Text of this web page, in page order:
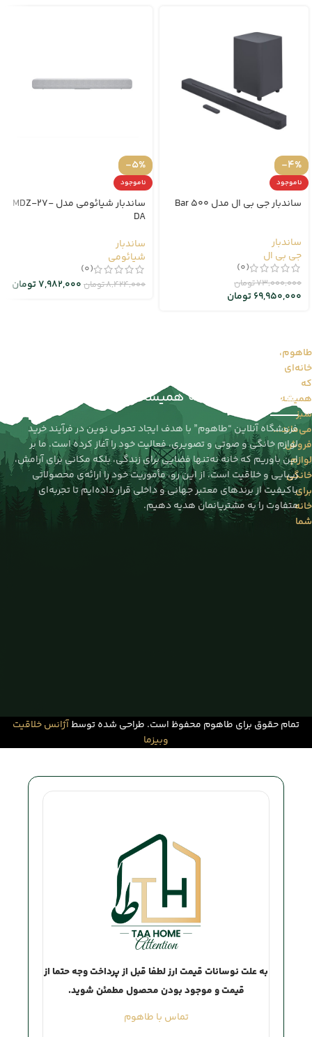
-4%
ناموجود
ساندبار جی بی ال مدل Bar 500
ساندبار
جی بی ال
(0)
73,000,000تومان
69,950,000تومان
-5%
ناموجود
ساندبار شیائومی مدل MDZ-27-
DA
ساندبار
شیائومی
(0)
8,424,000تومان 7,982,000تومان
طاهوم،
خانه‌ای
که
همیشه
سبز
می‌ماند...
فروش
لوازم
خانگی
برای
خانه
شما
طاهوم را بیشتر بشناسید...
طاهوم | خانه‌ای که همیشه سبز می‌ماند
فروشگاه آنلاین “طاهوم” با هدف ایجاد تحولی نوین در فرآیند خرید
لوازم خانگی و صوتی و تصویری، فعالیت خود را آغاز کرده است. ما بر
این باوریم که خانه نه‌تنها فضایی برای زندگی، بلکه مکانی برای آرامش،
زیبایی و خلاقیت است. از این رو، مأموریت خود را ارائه‌ی محصولاتی
باکیفیت از برندهای معتبر جهانی و داخلی قرار داده‌ایم تا تجربه‌ای
متفاوت را به مشتریانمان هدیه دهیم.
تمام حقوق برای طاهوم محفوظ است. طراحی شده توسطآژانس خلاقیت
وبیزما
Attention
به علت نوسانات قیمت ارز لطفا قبل از پرداخت وجه حتما از
قیمت و موجود بودن محصول مطمئن شوید.
تماس با طاهوم